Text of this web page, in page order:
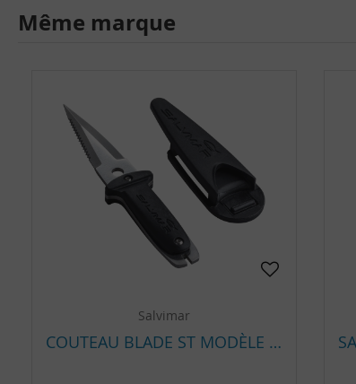
Même marque
Salvimar
COUTEAU BLADE ST MODÈLE CLASSIQUE